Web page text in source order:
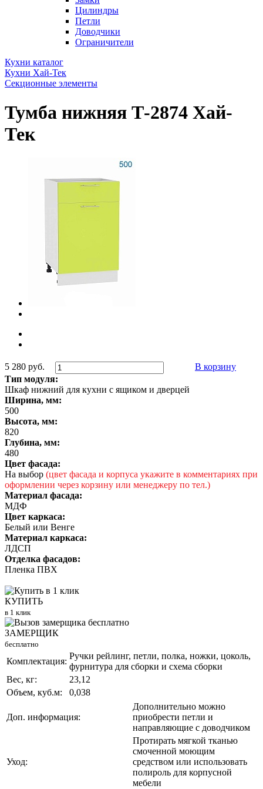
Цилиндры
Петли
Доводчики
Ограничители
Кухни каталог
Кухни Хай-Тек
Секционные элементы
Тумба нижняя Т-2874 Хай-
Тек
5 280 руб.
В корзину
Тип модуля:
Шкаф нижний для кухни с ящиком и дверцей
Ширина, мм:
500
Высота, мм:
820
Глубина, мм:
480
Цвет фасада:
На выбор (цвет фасада и корпуса укажите в комментариях при
оформлении через корзину или менеджеру по тел.)
Материал фасада:
МДФ
Цвет каркаса:
Белый или Венге
Материал каркаса:
ЛДСП
Отделка фасадов:
Пленка ПВХ
КУПИТЬ
в 1 клик
ЗАМЕРЩИК
бесплатно
Комплектация:
Ручки рейлинг, петли, полка, ножки, цоколь,
фурнитура для сборки и схема сборки
Вес, кг:
23,12
Объем, куб.м:
0,038
Доп. информация:
Дополнительно можно
приобрести петли и
направляющие с доводчиком
Уход:
Протирать мягкой тканью
смоченной моющим
средством или использовать
полироль для корпусной
мебели